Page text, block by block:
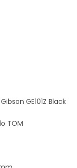
GE101Z Black
TOM